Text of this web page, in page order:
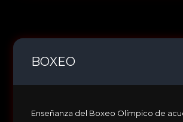
BOXEO
Enseñanza del Boxeo Olímpico de